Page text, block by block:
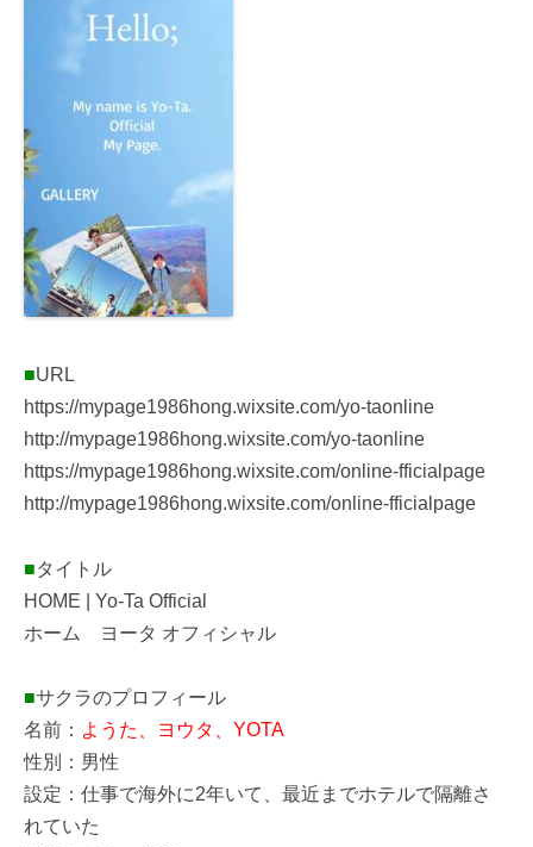
■URL
https://mypage1986hong.wixsite.com/yo-taonline
http://mypage1986hong.wixsite.com/yo-taonline
https://mypage1986hong.wixsite.com/online-fficialpage
http://mypage1986hong.wixsite.com/online-fficialpage
■タイトル
HOME | Yo-Ta Official
ホーム ヨータ オフィシャル
■サクラのプロフィール
名前： ようた、ヨウタ、YOTA
性別：男性
設定：仕事で海外に2年いて、最近までホテルで隔離さ
れていた